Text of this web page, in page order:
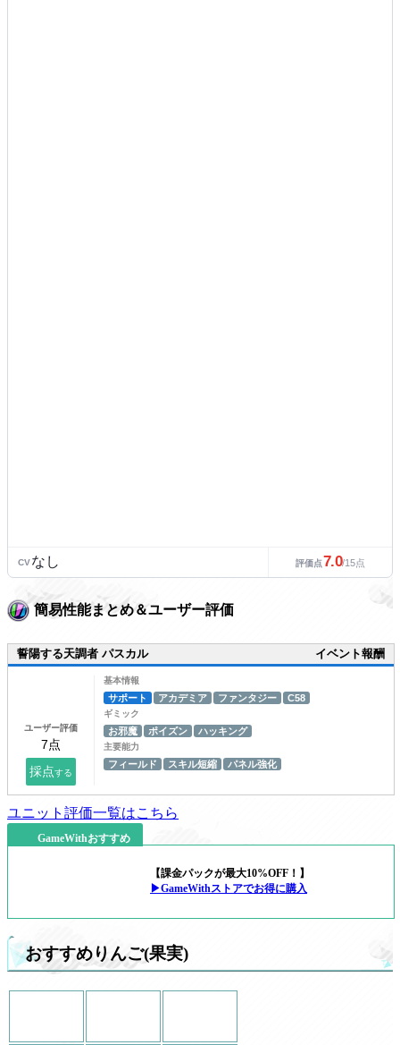
CVなし 評価点7.0/15点
簡易性能まとめ＆ユーザー評価
誓陽する天調者 パスカル イベント報酬
ユーザー評価
基本情報
サポート アカデミア ファンタジー C58
ギミック
お邪魔 ポイズン ハッキング
主要能力
フィールド スキル短縮 パネル強化
ユニット評価一覧はこちら
GameWithおすすめ
【課金パックが最大10%OFF！】
▶GameWithストアでお得に購入
おすすめりんご(果実)